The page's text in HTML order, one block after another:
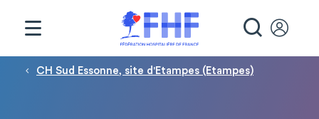
Fil d'Ariane
CH Sud Essonne, site d'Etampes (Etampes)
Panneau de gestion des cookies